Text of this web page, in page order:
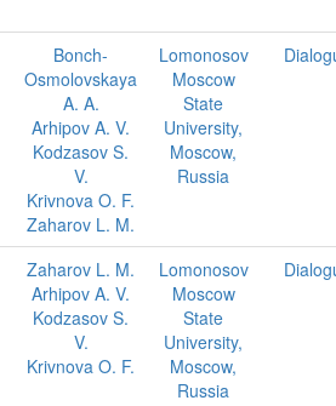
Bonch-
Osmolovskaya
A. A.
Arhipov A. V.
Kodzasov S.
V.
Krivnova O. F.
Zaharov L. M.
Lomonosov
Moscow
State
University,
Moscow,
Russia
Zaharov L. M.
Arhipov A. V.
Kodzasov S.
V.
Krivnova O. F.
Lomonosov
Moscow
State
University,
Moscow,
Russia